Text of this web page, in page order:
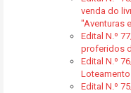
venda do
"Aventuras
Edital N.º
proferidos
Edital N.º
Loteamento
Edital N.º